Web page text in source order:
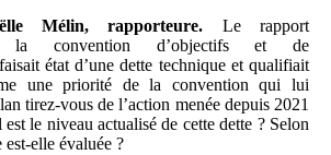
Mélin, rapporteure. Le rapport
la convention d’objectifs et de
état d’une dette technique et qualifiait
une priorité de la convention qui lui
tirez-vous de l’action menée depuis 2021
le niveau actualisé de cette dette ? Selon
elle évaluée ?